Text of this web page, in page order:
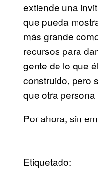
extiende una
que pueda
más grande
recursos para
gente de lo que
construido, pero
que otra
Por ahora, sin
Etiquetado: